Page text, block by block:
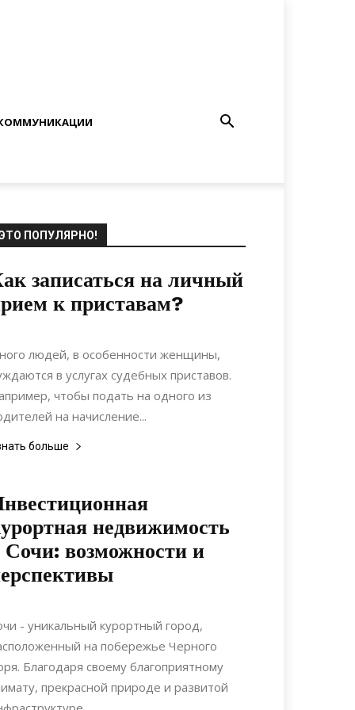
ПОПУЛЯРНО!
записаться на личный
к приставам?
24.07.2021
людей, в особенности женщины,
в услугах судебных приставов.
чтобы подать на одного из
на начисление...
больше
недвижимость
Сочи: возможности и
16.06.2022
- уникальный курортный город,
на побережье Черного
Благодаря своему благоприятному
прекрасной природе и развитой